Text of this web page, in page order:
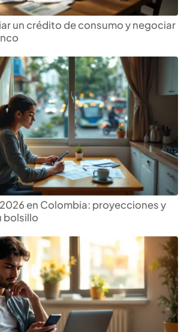
un crédito de consumo y negociar
en Colombia: proyecciones y
bolsillo